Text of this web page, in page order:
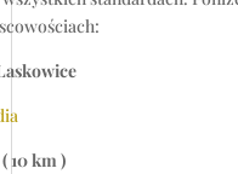
10 km )